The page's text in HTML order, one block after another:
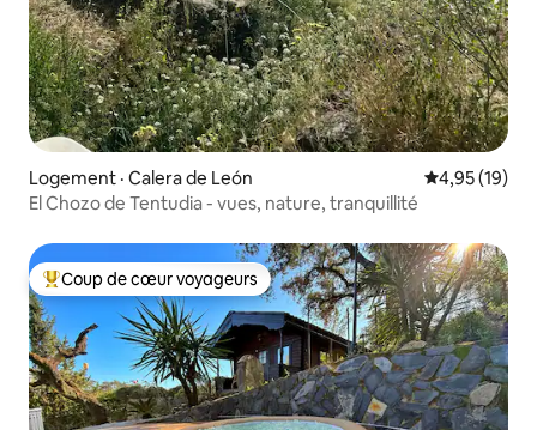
Logement · Calera de León Note
4,95 (19)
El Chozo de Tentudia - vues, nature, tranquillité
Coup de cœur voyageurs parmi les plus aimés
Coup de cœur voyageurs